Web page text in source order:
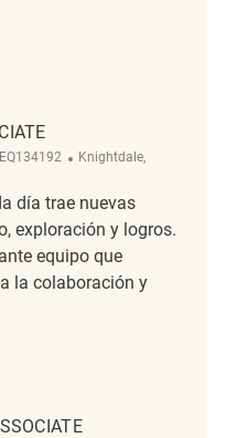
REQ134180
Associate
Ubicación
Knightdale,
día trae nuevas
exploración y logros.
equipo que
la colaboración y
Associate